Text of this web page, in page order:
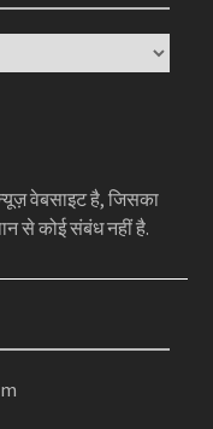
वेबसाइट है, जिसका
से कोई संबंध नहीं है.